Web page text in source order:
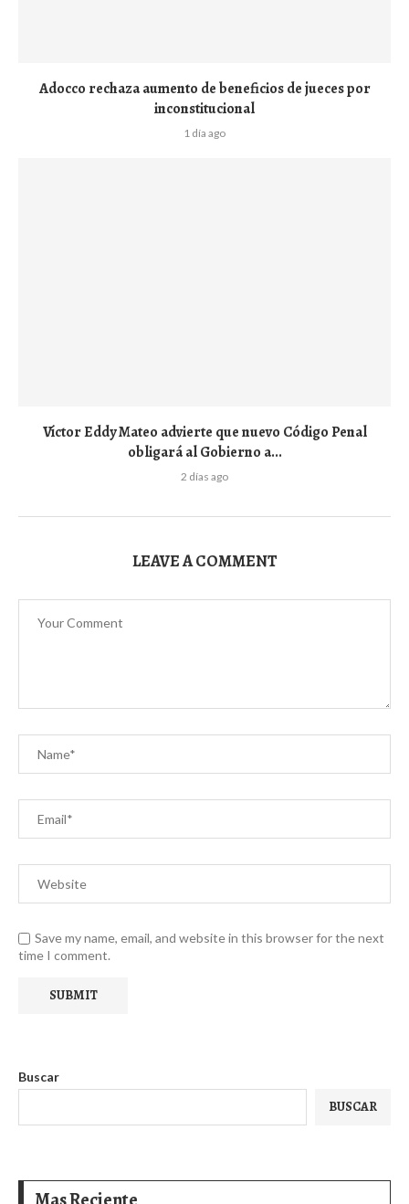
Adocco rechaza aumento de beneficios de jueces por
inconstitucional
1 día ago
Víctor Eddy Mateo advierte que nuevo Código Penal
obligará al Gobierno a...
2 días ago
LEAVE A COMMENT
Save my name, email, and website in this browser for the next
time I comment.
Buscar
BUSCAR